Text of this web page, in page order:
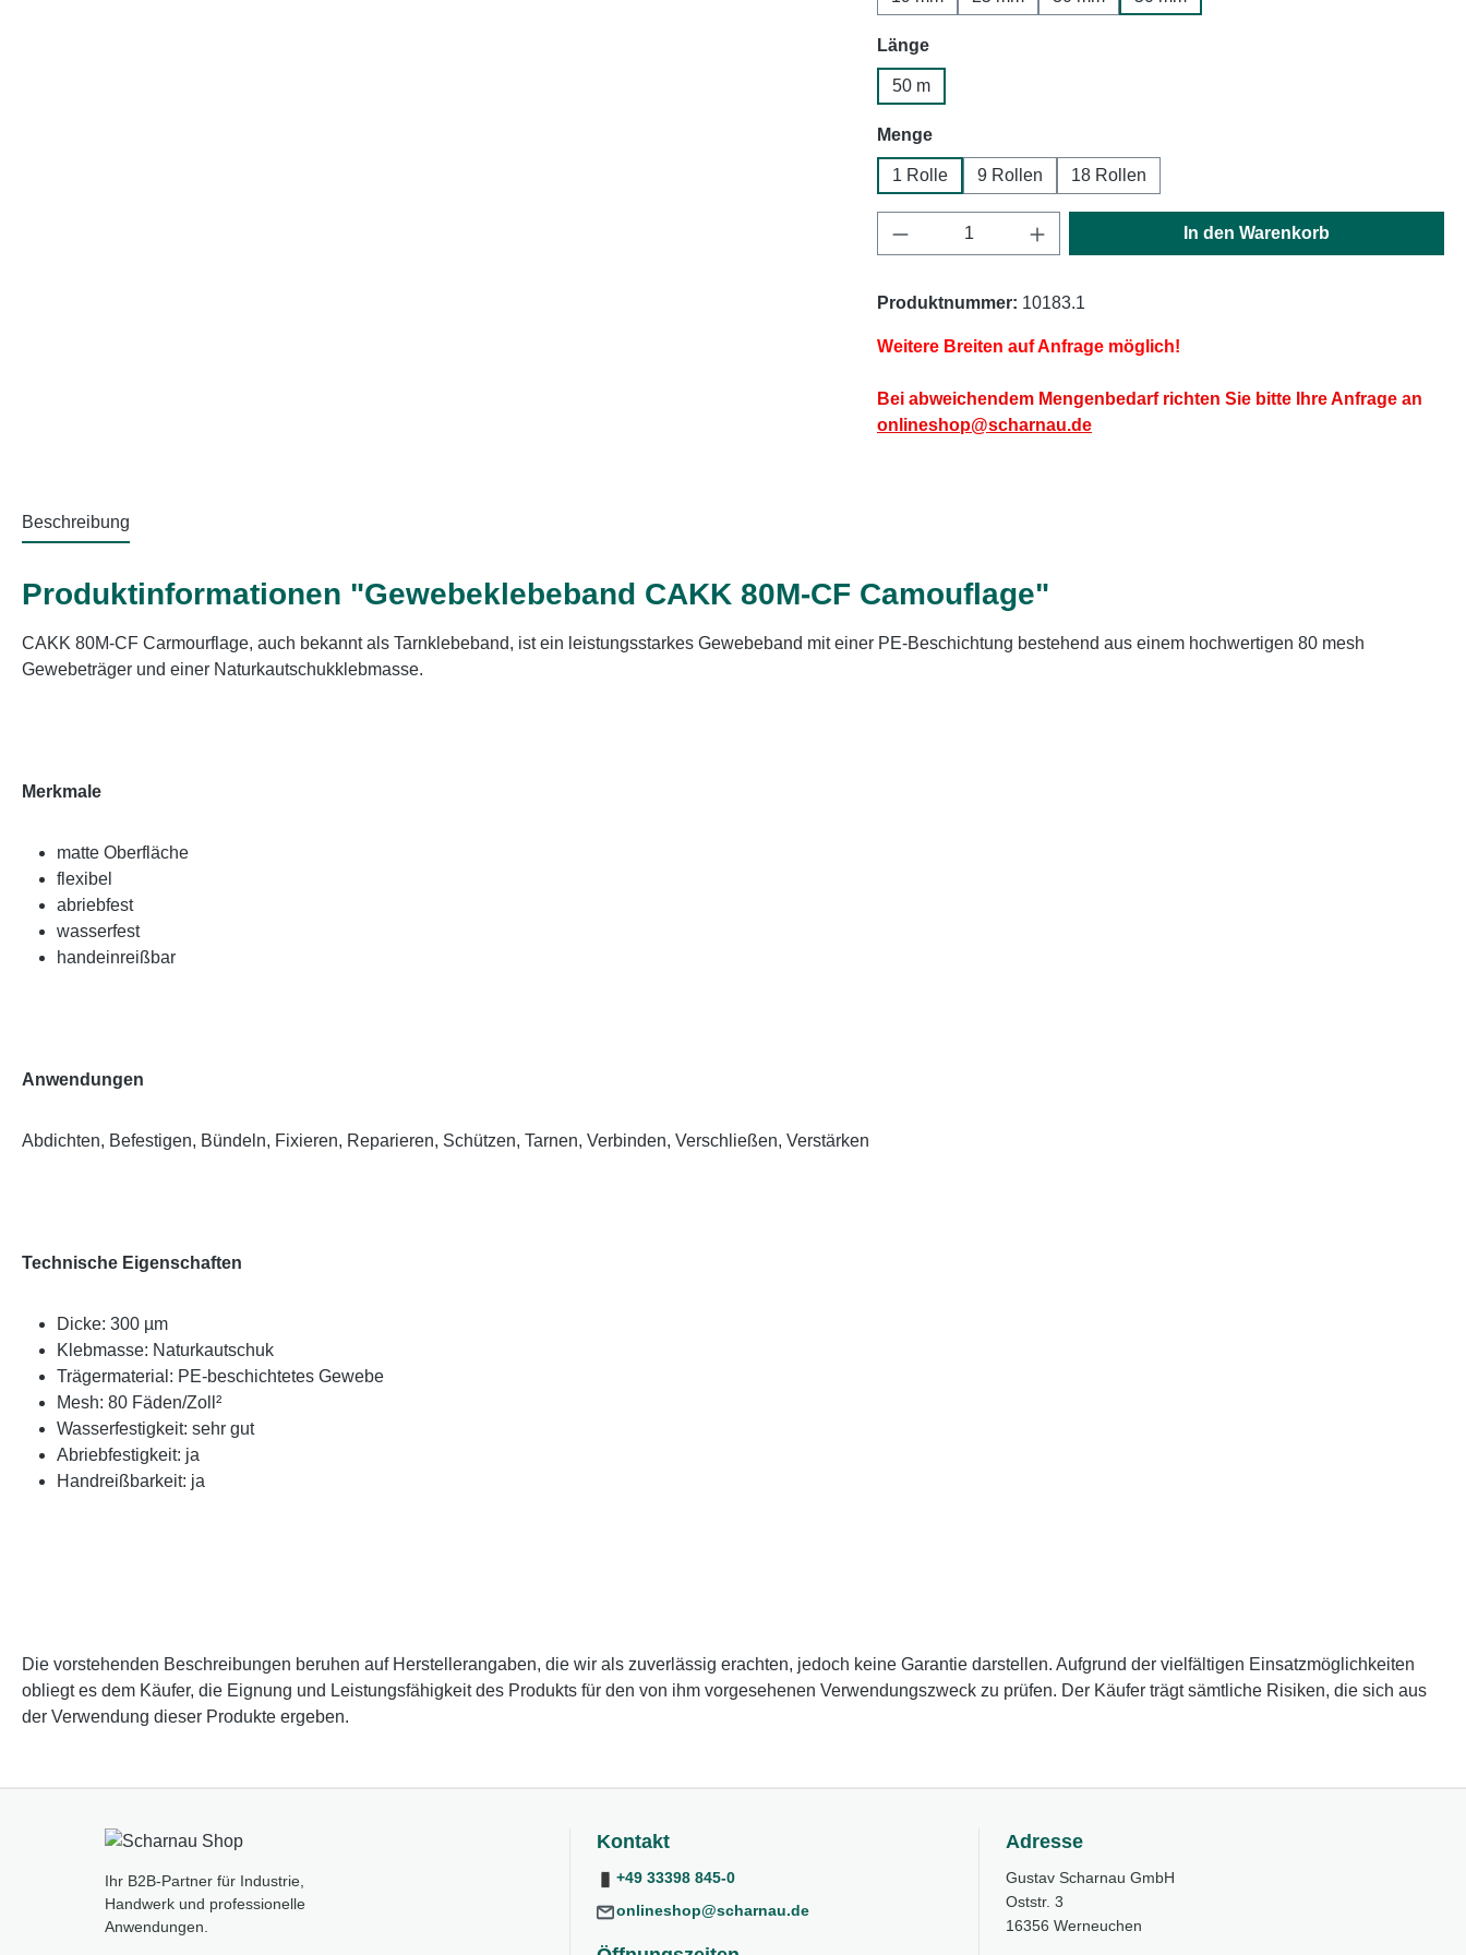
Längeauswählen
50 m
Mengeauswählen
1 Rolle 9 Rollen 18 Rollen
Produkt Anzahl: Gib den gewünschten Wert ein
In den Warenkorb
Produktnummer: 10183.1
Weitere Breiten auf Anfrage möglich!
Bei abweichendem Mengenbedarf richten Sie bitte Ihre Anfrage an
onlineshop@scharnau.de
Beschreibung
Produktinformationen "Gewebeklebeband CAKK 80M-CF Camouflage"
CAKK 80M-CF Carmourflage, auch bekannt als Tarnklebeband, ist ein leistungsstarkes Gewebeband mit einer PE-Beschichtung bestehend aus einem hochwertigen 80 mesh
Gewebeträger und einer Naturkautschukklebmasse.
Merkmale
matte Oberfläche
flexibel
abriebfest
wasserfest
handeinreißbar
Anwendungen
Abdichten, Befestigen, Bündeln, Fixieren, Reparieren, Schützen, Tarnen, Verbinden, Verschließen, Verstärken
Technische Eigenschaften
Dicke: 300 µm
Klebmasse: Naturkautschuk
Trägermaterial: PE-beschichtetes Gewebe
Mesh: 80 Fäden/Zoll²
Wasserfestigkeit: sehr gut
Abriebfestigkeit: ja
Handreißbarkeit: ja
Die vorstehenden Beschreibungen beruhen auf Herstellerangaben, die wir als zuverlässig erachten, jedoch keine Garantie darstellen. Aufgrund der vielfältigen Einsatzmöglichkeiten
obliegt es dem Käufer, die Eignung und Leistungsfähigkeit des Produkts für den von ihm vorgesehenen Verwendungszweck zu prüfen. Der Käufer trägt sämtliche Risiken, die sich aus
der Verwendung dieser Produkte ergeben.
Ihr B2B-Partner für Industrie,
Handwerk und professionelle
Anwendungen.
Kontakt
+49 33398 845-0
onlineshop@scharnau.de
Adresse
Gustav Scharnau GmbH
Oststr. 3
16356 Werneuchen